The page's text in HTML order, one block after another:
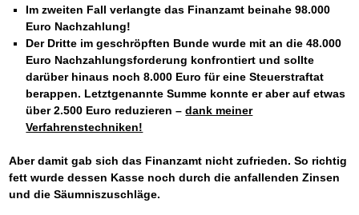
Im zweiten Fall verlangte das Finanzamt beinahe 98.000
Euro Nachzahlung!
Der Dritte im geschröpften Bunde wurde mit an die 48.000
Euro Nachzahlungsforderung konfrontiert und sollte
darüber hinaus noch 8.000 Euro für eine Steuerstraftat
berappen. Letztgenannte Summe konnte er aber auf etwas
über 2.500 Euro reduzieren –dank meiner
Verfahrenstechniken!
Aber damit gab sich das Finanzamt nicht zufrieden. So richtig
fett wurde dessen Kasse noch durch die anfallenden Zinsen
und die Säumniszuschläge.